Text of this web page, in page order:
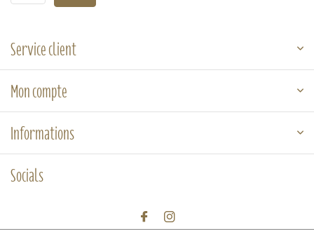
Service client
Mon compte
Informations
Socials